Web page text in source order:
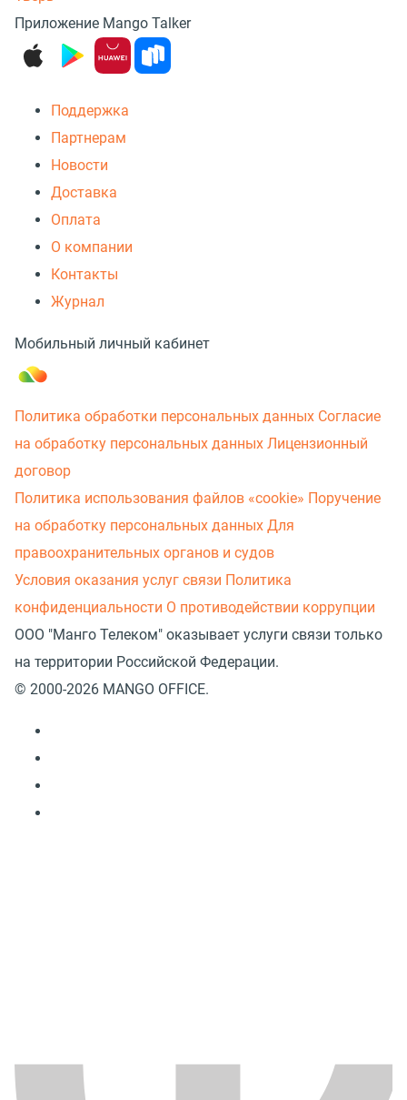
Приложение Mango Talker
Поддержка
Партнерам
Новости
Доставка
Оплата
О компании
Контакты
Журнал
Мобильный личный кабинет
Политика обработки персональных данных Согласие
на обработку персональных данных Лицензионный
договор
Политика использования файлов «cookie» Поручение
на обработку персональных данных Для
правоохранительных органов и судов
Условия оказания услуг связи Политика
конфиденциальности О противодействии коррупции
ООО "Манго Телеком" оказывает услуги связи только
на территории Российской Федерации.
© 2000-2026 MANGO OFFICE.